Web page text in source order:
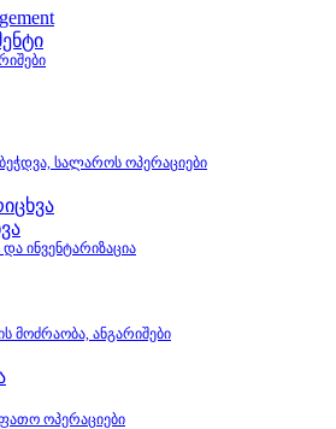
სალაროს ოპერაციები
ინვენტარიზაცია
მოძრაობა, ანგარიშები
ოპერაციები